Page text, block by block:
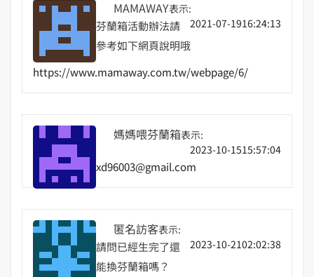
MAMAWAY表示:
2021-07-1916:24:13
芬蘭箱活動辦法請
參考如下網頁說明哦
https://www.mamaway.com.tw/webpage/6/
媽媽喂芬蘭箱表示:
2023-10-1515:57:04
xd96003@gmail.com
匿名訪客表示:
2023-10-2102:02:38
請問已經生完了還
能換芬蘭箱嗎？